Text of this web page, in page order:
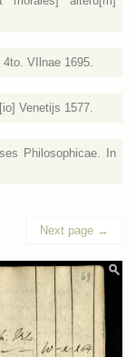
VIlnae 1695.
Venetijs 1577.
Philosophicae. In
Next page →